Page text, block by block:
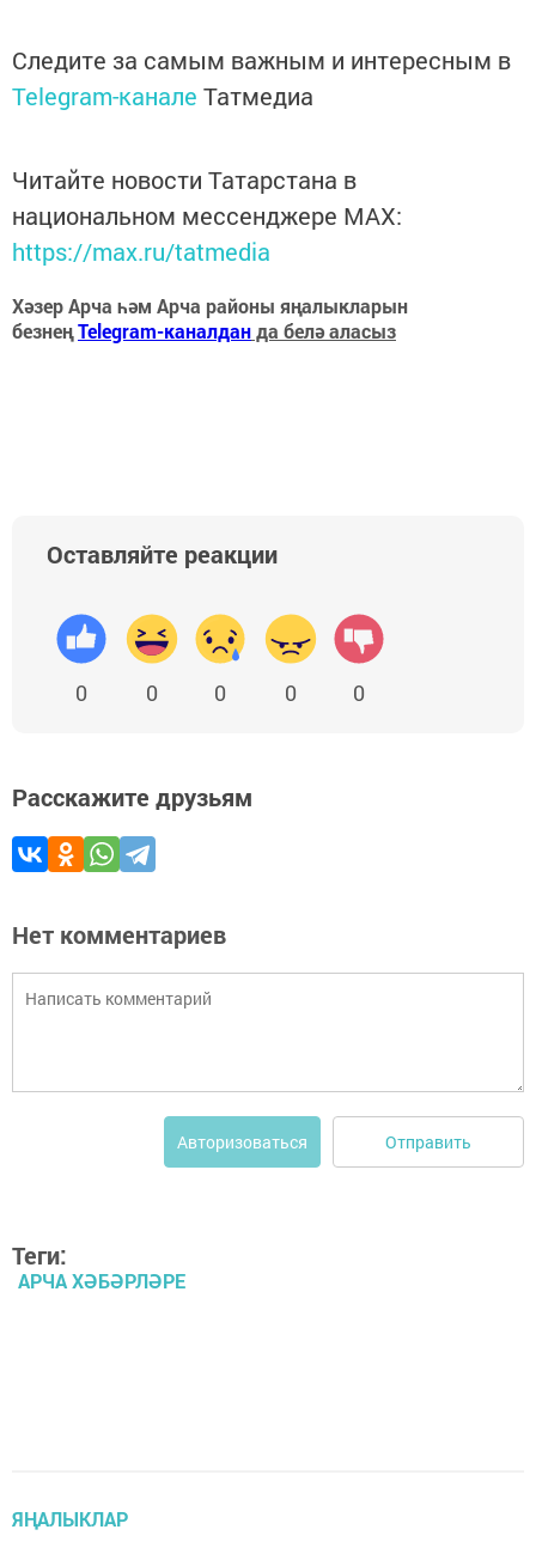
Следите за самым важным и интересным в
Telegram-канале Татмедиа
Читайте новости Татарстана в
национальном мессенджере MАХ:
https://max.ru/tatmedia
Хәзер Арча һәм Арча районы яңалыкларын
безнеңTelegram-каналданда белә аласыз
Оставляйте реакции
0 0 0 0 0
Расскажите друзьям
Нет комментариев
Авторизоваться Отправить
Теги:
АРЧА ХӘБӘРЛӘРЕ
ЯҢАЛЫКЛАР